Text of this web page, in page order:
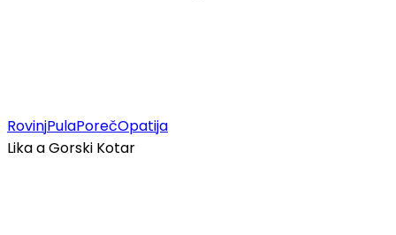
RovinjPulaPorečOpatija
Lika a Gorski Kotar